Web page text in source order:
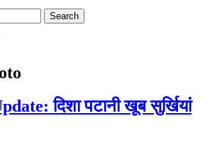
दिशा पटानी खूब सुर्खियां